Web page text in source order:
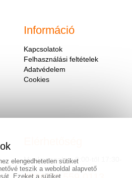
Információ
Kapcsolatok
Felhasználási feltételek
Adatvédelem
Cookies
Munkanapokon 9:00-től 17:30-
ig.
elengedhetetlen sütiket
teszik a weboldal alapvető
Ezeket a sütiket